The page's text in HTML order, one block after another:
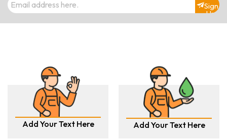
Sign
Up
Add Your Text Here Add Your Text Here